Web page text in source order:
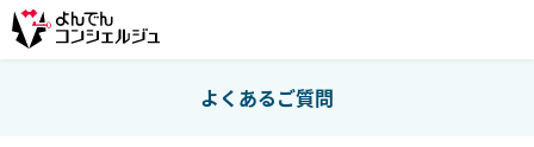
よくあるご質問